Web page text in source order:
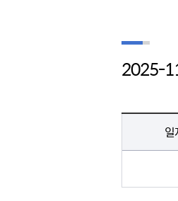
2025-
일